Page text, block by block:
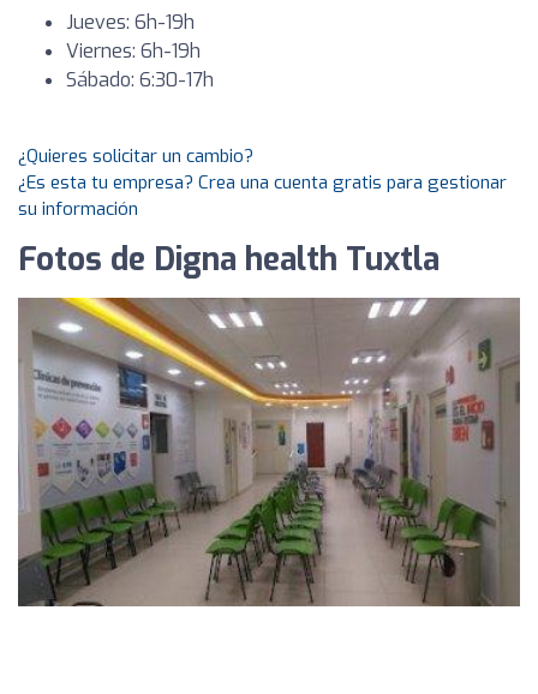
Jueves: 6h-19h
Viernes: 6h-19h
Sábado: 6:30-17h
¿Quieres solicitar un cambio?
¿Es esta tu empresa? Crea una cuenta gratis para gestionar
su información
Fotos de Digna health Tuxtla